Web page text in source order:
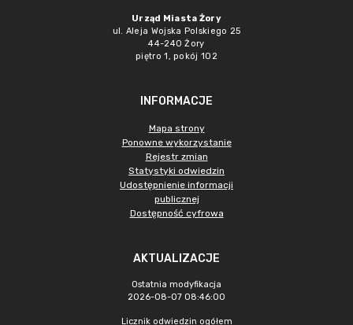
Urząd Miasta Żory
ul. Aleja Wojska Polskiego 25
44-240 Żory
piętro 1, pokój 102
INFORMACJE
Mapa strony
Ponowne wykorzystanie
Rejestr zmian
Statystyki odwiedzin
Udostępnienie informacji
publicznej
Dostępność cyfrowa
AKTUALIZACJE
Ostatnia modyfikacja
2026-08-07 08:46:00
Licznik odwiedzin ogółem